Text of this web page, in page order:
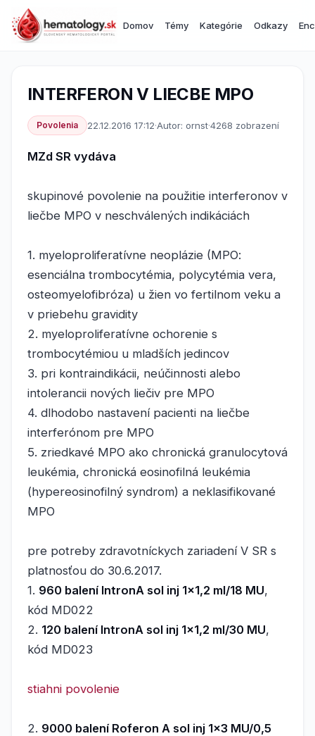
Domov Témy Kategórie Odkazy
INTERFERON V LIECBE MPO
Povolenia 22.12.2016 17:12·Autor: ornst·4268 zobrazení
MZd SR vydáva
skupinové povolenie na použitie interferonov v
liečbe MPO v neschválených indikáciách
1. myeloproliferatívne neoplázie (MPO:
esenciálna trombocytémia, polycytémia vera,
osteomyelofibróza) u žien vo fertilnom veku a
v priebehu gravidity
2. myeloproliferatívne ochorenie s
trombocytémiou u mladších jedincov
3. pri kontraindikácii, neúčinnosti alebo
intolerancii nových liečiv pre MPO
4. dlhodobo nastavení pacienti na liečbe
interferónom pre MPO
5. zriedkavé MPO ako chronická granulocytová
leukémia, chronická eosinofilná leukémia
(hypereosinofilný syndrom) a neklasifikované
MPO
pre potreby zdravotníckych zariadení V SR s
platnosťou do 30.6.2017.
1. 960 balení IntronA sol inj 1x1,2 ml/18 MU,
kód MD022
2. 120 balení IntronA sol inj 1x1,2 ml/30 MU,
kód MD023
stiahni povolenie
2. 9000 balení Roferon A sol inj 1x3 MU/0,5